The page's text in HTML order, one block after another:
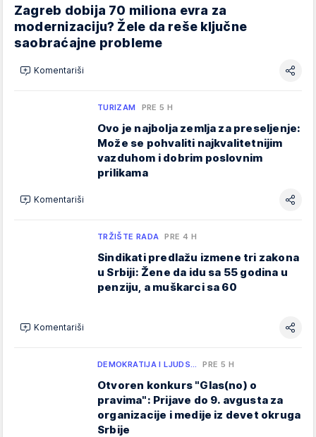
Zagreb dobija 70 miliona evra za
modernizaciju? Žele da reše ključne
saobraćajne probleme
Komentariši
TURIZAM PRE 5 H
Ovo je najbolja zemlja za preseljenje:
Može se pohvaliti najkvalitetnijim
vazduhom i dobrim poslovnim
prilikama
Komentariši
TRŽIŠTE RADA PRE 4 H
Sindikati predlažu izmene tri zakona
u Srbiji: Žene da idu sa 55 godina u
penziju, a muškarci sa 60
Komentariši
DEMOKRATIJA I LJUDS… PRE 5 H
Otvoren konkurs "Glas(no) o
pravima": Prijave do 9. avgusta za
organizacije i medije iz devet okruga
Srbije